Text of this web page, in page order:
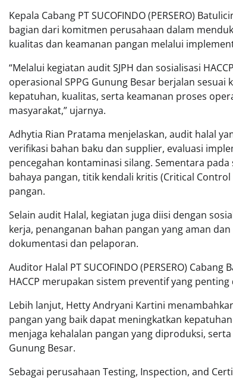
Kepala Cabang PT SUCOFINDO (PERSERO)
bagian dari komitmen perusahaan dalam
kualitas dan keamanan pangan melalui
“Melalui kegiatan audit SJPH dan sosialisasi
operasional SPPG Gunung Besar berjalan
kepatuhan, kualitas, serta keamanan proses
masyarakat,” ujarnya.
Adhytia Rian Pratama menjelaskan, audit halal
verifikasi bahan baku dan supplier, evaluasi
pencegahan kontaminasi silang. Sementara
bahaya pangan, titik kendali kritis (Critical
pangan.
Selain audit Halal, kegiatan juga diisi dengan
kerja, penanganan bahan pangan yang aman
dokumentasi dan pelaporan.
Auditor Halal PT SUCOFINDO (PERSERO)
HACCP merupakan sistem preventif yang
Lebih lanjut, Hetty Andryani Kartini
pangan yang baik dapat meningkatkan
menjaga kehalalan pangan yang diproduksi,
Gunung Besar.
Sebagai perusahaan Testing, Inspection, and